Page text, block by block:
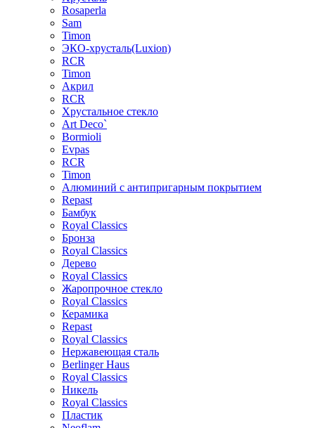
Rosaperla
Sam
Timon
ЭКО-хрусталь(Luxion)
RCR
Timon
Акрил
RCR
Хрустальное стекло
Art Deco`
Bormioli
Evpas
RCR
Timon
Алюминий с антипригарным покрытием
Repast
Бамбук
Royal Classics
Бронза
Royal Classics
Дерево
Royal Classics
Жаропрочное стекло
Royal Classics
Керамика
Repast
Royal Classics
Нержавеющая сталь
Berlinger Haus
Royal Classics
Никель
Royal Classics
Пластик